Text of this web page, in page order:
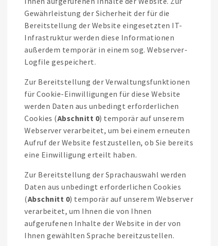
Gewährleistung der Sicherheit der für die
Bereitstellung der Website eingesetzten IT-
Infrastruktur werden diese Informationen
außerdem temporär in einem sog. Webserver-
Logfile gespeichert.
Zur Bereitstellung der Verwaltungsfunktionen
für Cookie-Einwilligungen für diese Website
werden Daten aus unbedingt erforderlichen
Cookies (Abschnitt 0) temporär auf unserem
Webserver verarbeitet, um bei einem erneuten
Aufruf der Website festzustellen, ob Sie bereits
eine Einwilligung erteilt haben.
Zur Bereitstellung der Sprachauswahl werden
Daten aus unbedingt erforderlichen Cookies
(Abschnitt 0) temporär auf unserem Webserver
verarbeitet, um Ihnen die von Ihnen
aufgerufenen Inhalte der Website in der von
Ihnen gewählten Sprache bereitzustellen.